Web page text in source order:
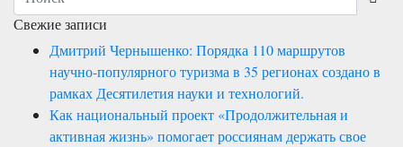
Свежие записи
Дмитрий Чернышенко: Порядка 110 маршрутов
научно-популярного туризма в 35 регионах создано в
рамках Десятилетия науки и технологий.
Как национальный проект «Продолжительная и
активная жизнь» помогает россиянам держать свое